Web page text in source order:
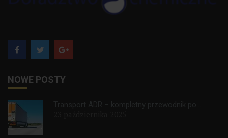
NOWE POSTY
Transport ADR – kompletny przewodnik po...